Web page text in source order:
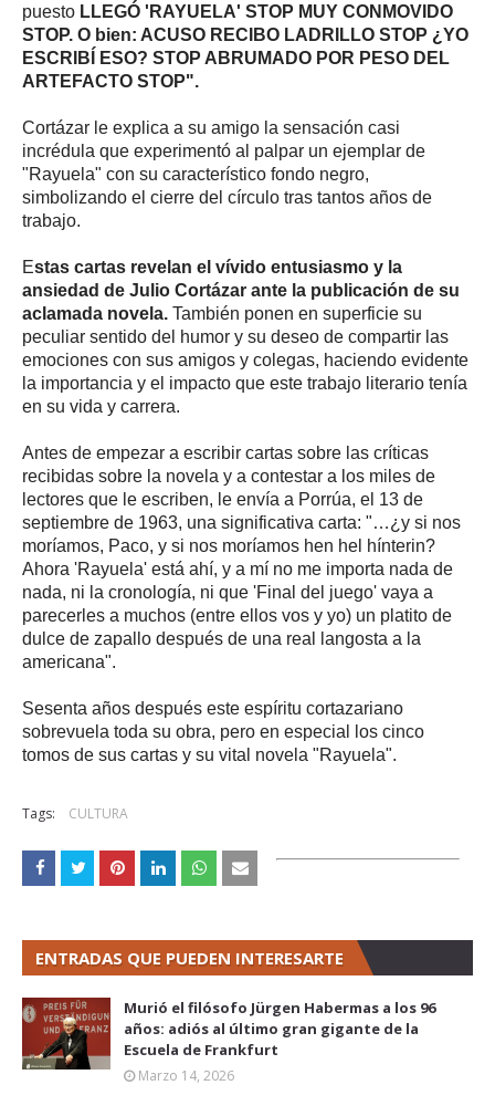
puesto LLEGÓ 'RAYUELA' STOP MUY CONMOVIDO
STOP. O bien: ACUSO RECIBO LADRILLO STOP ¿YO
ESCRIBÍ ESO? STOP ABRUMADO POR PESO DEL
ARTEFACTO STOP".
Cortázar le explica a su amigo la sensación casi
incrédula que experimentó al palpar un ejemplar de
"Rayuela" con su característico fondo negro,
simbolizando el cierre del círculo tras tantos años de
trabajo.
Estas cartas revelan el vívido entusiasmo y la
ansiedad de Julio Cortázar ante la publicación de su
aclamada novela. También ponen en superficie su
peculiar sentido del humor y su deseo de compartir las
emociones con sus amigos y colegas, haciendo evidente
la importancia y el impacto que este trabajo literario tenía
en su vida y carrera.
Antes de empezar a escribir cartas sobre las críticas
recibidas sobre la novela y a contestar a los miles de
lectores que le escriben, le envía a Porrúa, el 13 de
septiembre de 1963, una significativa carta: "…¿y si nos
moríamos, Paco, y si nos moríamos hen hel hínterin?
Ahora 'Rayuela' está ahí, y a mí no me importa nada de
nada, ni la cronología, ni que 'Final del juego' vaya a
parecerles a muchos (entre ellos vos y yo) un platito de
dulce de zapallo después de una real langosta a la
americana".
Sesenta años después este espíritu cortazariano
sobrevuela toda su obra, pero en especial los cinco
tomos de sus cartas y su vital novela "Rayuela".
Tags: CULTURA
ENTRADAS QUE PUEDEN INTERESARTE
Murió el filósofo Jürgen Habermas a los 96
años: adiós al último gran gigante de la
Escuela de Frankfurt
Marzo 14, 2026